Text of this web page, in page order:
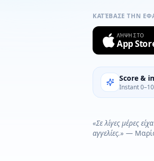
ΚΑΤΈΒΑΣΕ ΤΗΝ
ΛΉΨΗ ΣΤΟ
App
Score &
Instant
«Σε λίγες μέρες
αγγελίες.» —